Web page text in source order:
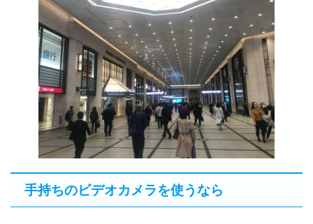
手持ちのビデオカメラを使うなら